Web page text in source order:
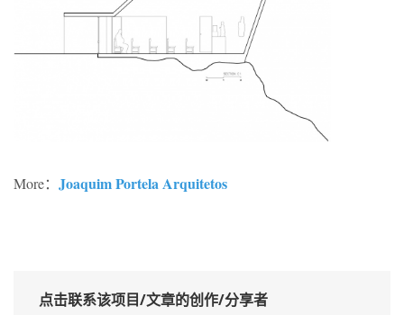
More： Joaquim Portela Arquitetos
点击联系该项目/文章的创作/分享者